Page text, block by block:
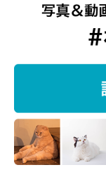
されたものです。
※記事と写真に関